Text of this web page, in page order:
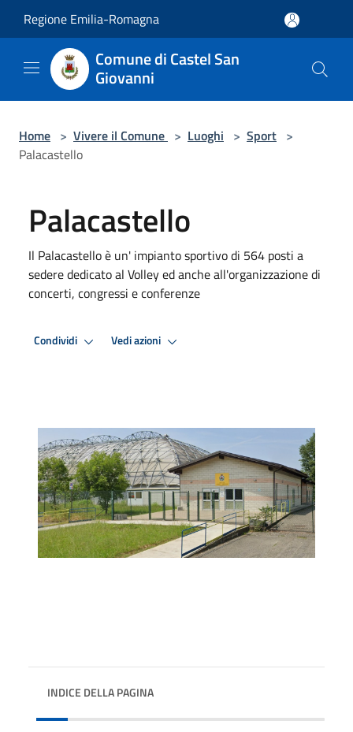
Regione Emilia-Romagna
Comune di Castel San
Giovanni
Home > Vivere il Comune > Luoghi > Sport >
Palacastello
Palacastello
Il Palacastello è un' impianto sportivo di 564 posti a
sedere dedicato al Volley ed anche all'organizzazione di
concerti, congressi e conferenze
Condividi Vedi azioni
INDICE DELLA PAGINA